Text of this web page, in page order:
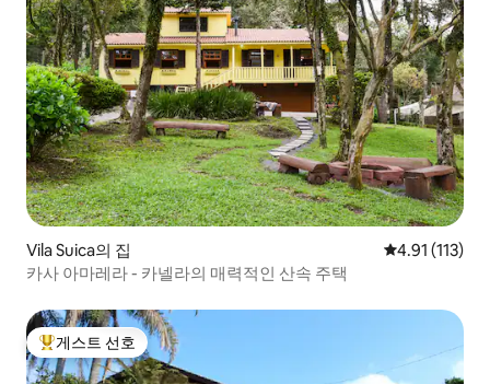
Vila Suica의 집 평점 4.91점(5
4.91 (113)
카사 아마레라 - 카넬라의 매력적인 산속 주택
상위 게스트 선호
게스트 선호